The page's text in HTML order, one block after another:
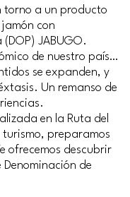
torno a un producto
con
JABUGO.
de nuestro país…
se expanden, y
Un remanso de
en la Ruta del
preparamos
ofrecemos descubrir
de